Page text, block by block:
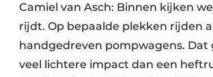
Camiel van Asch: Binnen kijken
rijdt. Op bepaalde plekken rijden
handgedreven pompwagens. Dat
veel lichtere impact dan een